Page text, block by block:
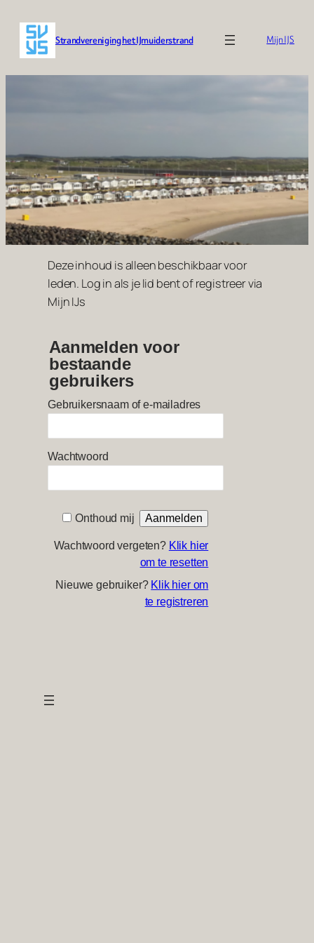
naar
Strandvereniging het IJmuiderstrand Mijn IJS
Deze inhoud is alleen beschikbaar voor
leden. Log in als je lid bent of registreer via
Mijn IJs
Aanmelden voor
bestaande
gebruikers
Gebruikersnaam of e-mailadres
Wachtwoord
Onthoud mij
Wachtwoord vergeten? Klik hier
om te resetten
Nieuwe gebruiker? Klik hier om
te registreren